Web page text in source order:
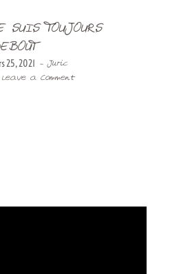
SUIS TOUJOURS
25, 2021 - Juric
Leave a Comment